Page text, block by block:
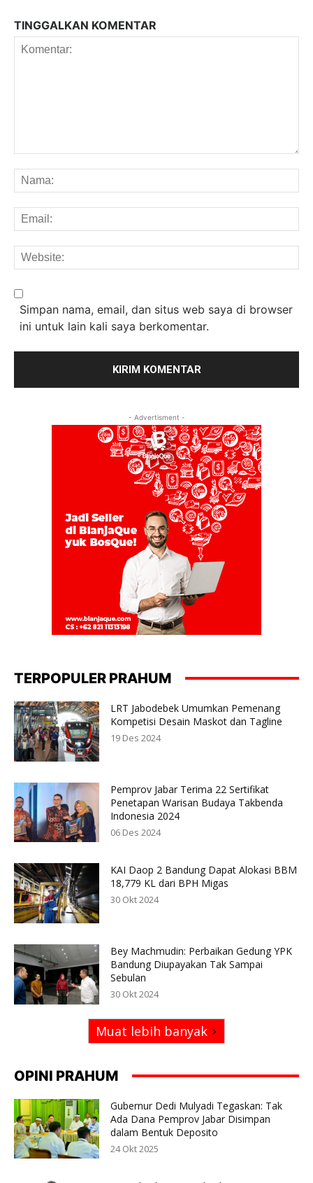
TINGGALKAN KOMENTAR
Simpan nama, email, dan situs web saya di browser
ini untuk lain kali saya berkomentar.
- Advertisment -
TERPOPULER PRAHUM
LRT Jabodebek Umumkan Pemenang
Kompetisi Desain Maskot dan Tagline
19 Des 2024
Pemprov Jabar Terima 22 Sertifikat
Penetapan Warisan Budaya Takbenda
Indonesia 2024
06 Des 2024
KAI Daop 2 Bandung Dapat Alokasi BBM
18,779 KL dari BPH Migas
30 Okt 2024
Bey Machmudin: Perbaikan Gedung YPK
Bandung Diupayakan Tak Sampai
Sebulan
30 Okt 2024
Muat lebih banyak
OPINI PRAHUM
Gubernur Dedi Mulyadi Tegaskan: Tak
Ada Dana Pemprov Jabar Disimpan
dalam Bentuk Deposito
24 Okt 2025